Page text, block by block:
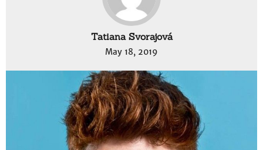
Tatiana Svorajová
May 18, 2019